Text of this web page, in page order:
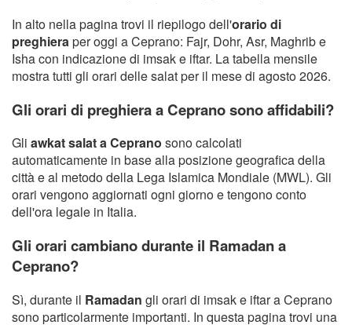
In alto nella pagina trovi il riepilogo dell'orario di
preghieraper oggi a Ceprano: Fajr, Dohr, Asr, Maghrib e
Isha con indicazione di imsak e iftar. La tabella mensile
mostra tutti gli orari delle salat per il mese di agosto 2026.
Gli orari di preghiera a Ceprano sono affidabili?
Gli awkat salat a Ceprano sono calcolati
automaticamente in base alla posizione geografica della
città e al metodo della Lega Islamica Mondiale (MWL). Gli
orari vengono aggiornati ogni giorno e tengono conto
dell'ora legale in Italia.
Gli orari cambiano durante il Ramadan a
Ceprano?
Sì, durante il Ramadan gli orari di imsak e iftar a Ceprano
sono particolarmente importanti. In questa pagina trovi una